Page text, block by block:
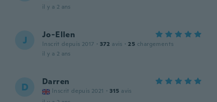
il y a 2 ans
J Jo-Ellen
Inscrit depuis 2017 · 372 avis · 25 chargements
il y a 2 ans
D Darren
Inscrit depuis 2021 · 315 avis